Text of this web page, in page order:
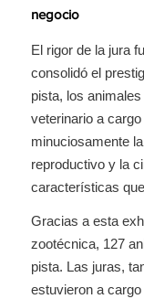
negocio
El rigor de la jura
consolidó el
pista, los
veterinario a
minuciosamente
reproductivo y la
características
Gracias a esta
zootécnica, 127
pista. Las juras,
estuvieron a